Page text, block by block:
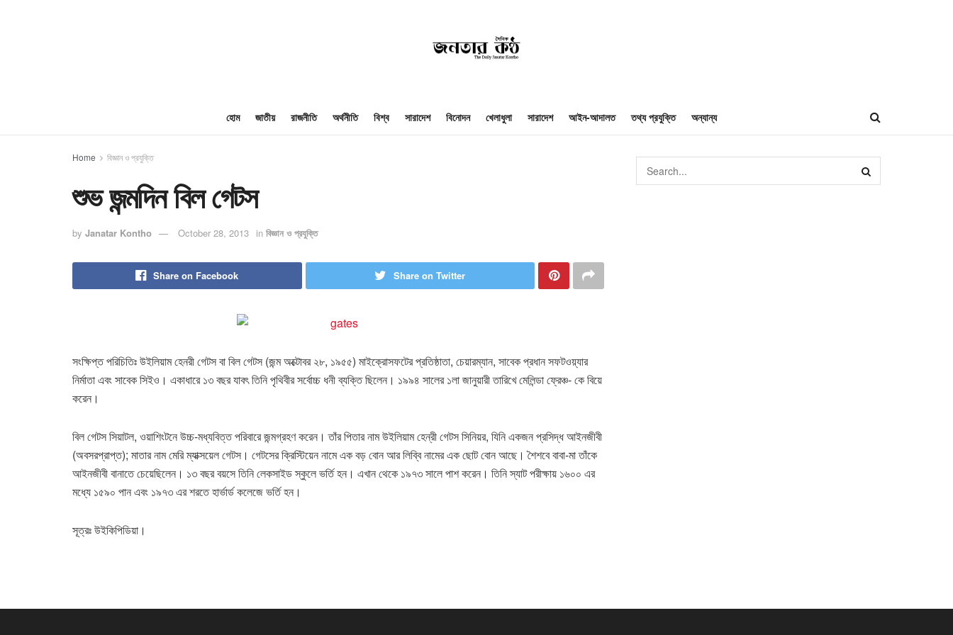
হোম জাতীয় রাজনীতি অর্থনীতি বিশ্ব সারাদেশ বিনোদন খেলাধুলা সারাদেশ আইন-আদালত তথ্য প্রযুক্তি অন্যান্য
Home বিজ্ঞান ও প্রযুক্তি
শুভ জন্মদিন বিল গেটস
by Janatar Kontho October 28, 2013 in বিজ্ঞান ও প্রযুক্তি
Share on Facebook Share on Twitter
সংক্ষিপ্ত পরিচিতিঃ উইলিয়াম হেনরী গেটস বা বিল গেটস (জন্ম অক্টোবর ২৮, ১৯৫৫) মাইক্রোসফটের প্রতিষ্ঠাতা, চেয়ারম্যান, সাবেক প্রধান সফটওয়্যার
নির্মাতা এবং সাবেক সিইও। একাধারে ১৩ বছর যাবৎ তিনি পৃথিবীর সর্বোচ্চ ধনী ব্যক্তি ছিলেন। ১৯৯৪ সালের ১লা জানুয়ারী তারিখে মেলিন্ডা ফ্রেঞ্চ- কে বিয়ে
করেন।
বিল গেটস সিয়াটল, ওয়াশিংটনে উচ্চ-মধ্যবিত্ত পরিবারে জন্মগ্রহণ করেন। তাঁর পিতার নাম উইলিয়াম হেন্‌রী গেটস সিনিয়র, যিনি একজন প্রসিদ্ধ আইনজীবী
(অবসরপ্রাপ্ত); মাতার নাম মেরি ম্যাক্সয়েল গেটস। গেটসের ক্রিস্টিয়েন নামে এক বড় বোন আর লিব্বি নামের এক ছোট বোন আছে। শৈশবে বাবা-মা তাঁকে
আইনজীবী বানাতে চেয়েছিলেন। ১৩ বছর বয়সে তিনি লেকসাইড স্কুলে ভর্তি হন। এখান থেকে ১৯৭৩ সালে পাশ করেন। তিনি স্যাট পরীক্ষায় ১৬০০ এর
মধ্যে ১৫৯০ পান এবং ১৯৭৩ এর শরতে হার্ভার্ড কলেজে ভর্তি হন।
সূত্রঃ উইকিপিডিয়া।